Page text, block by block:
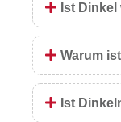
Ist
Warum
Ist